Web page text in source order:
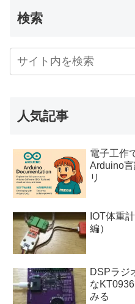
検索
人気記事
電子工作
Arduino
リ
IOT体重
編）
DSPラジ
な
みる